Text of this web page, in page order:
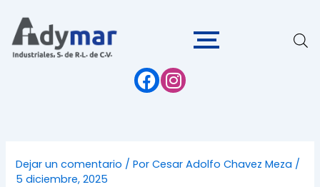
contenido
Dejar un comentario / PorCesar Adolfo Chavez Meza /
5 diciembre, 2025